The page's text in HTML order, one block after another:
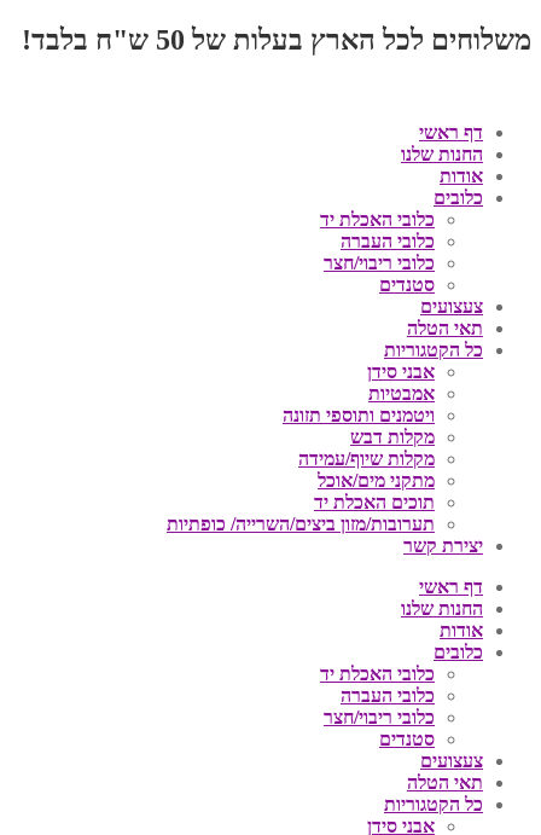
משלוחים לכל הארץ בעלות של 50 ש"ח בלבד!
דף ראשי
החנות שלנו
אודות
כלובים
כלובי האכלת יד
כלובי העברה
כלובי ריבוי/חצר
סטנדים
צעצועים
תאי הטלה
כל הקטגוריות
אבני סידן
אמבטיות
ויטמנים ותוספי תזונה
מקלות דבש
מקלות שיוף/עמידה
מתקני מים/אוכל
תוכים האכלת יד
תערובות/מזון ביצים/השרייה/ כופתיות
יצירת קשר
דף ראשי
החנות שלנו
אודות
כלובים
כלובי האכלת יד
כלובי העברה
כלובי ריבוי/חצר
סטנדים
צעצועים
תאי הטלה
כל הקטגוריות
אבני סידן